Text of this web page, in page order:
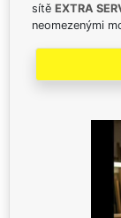
sítě EXTRA
neomezenými